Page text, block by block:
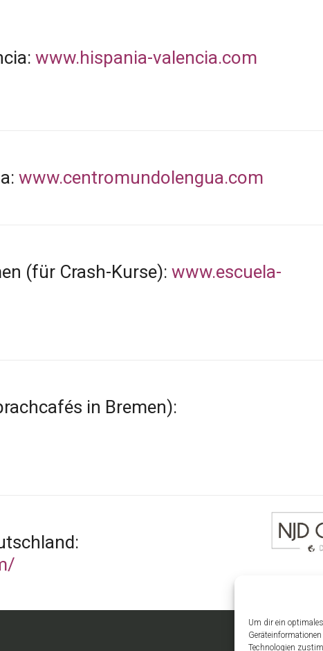
Um dir ein
Technologien
www.hispania-valencia.com
www.centromundolengua.com
(für Crash-Kurse): www.escuela-
in Bremen):